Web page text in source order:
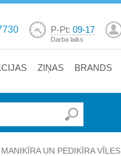
P-Pt: 09-17
Darba laiks
ZIŅAS BRANDS
MANIKĪRA UN PEDIKĪRA VĪLES